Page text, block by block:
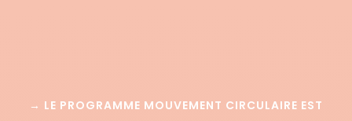
→ LE PROGRAMME MOUVEMENT CIRCULAIRE EST